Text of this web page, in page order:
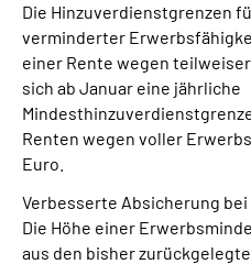
Die Hinzuverdienstgrenzen
verminderter
einer Rente wegen
sich ab Januar eine jährliche
Mindesthinzuverdienstgrenze
Renten wegen voller
Euro.
Verbesserte Absicherung
Die Höhe einer
aus den bisher